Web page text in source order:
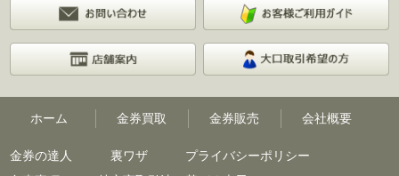
ホーム 金券買取 金券販売 会社概要
金券の達人 裏ワザ
プライバシーポリシー